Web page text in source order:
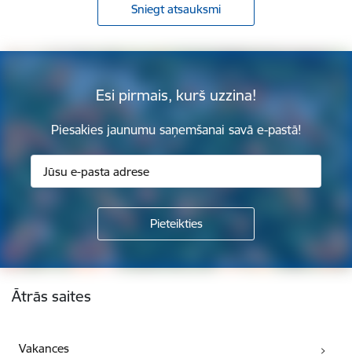
Sniegt atsauksmi
Esi pirmais, kurš uzzina!
Piesakies jaunumu saņemšanai savā e-pastā!
Kājene
Ātrās saites
Vakances